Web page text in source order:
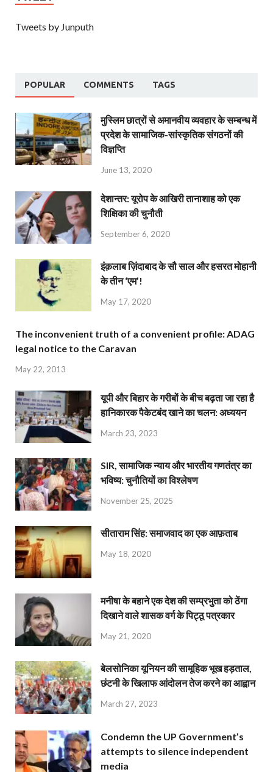
Tweets by Junputh
POPULAR COMMENTS TAGS
मुस्लिम छात्रों से अमानवीय व्यवहार के सम्बन्ध में
प्रदेश के सामाजिक-सांस्कृतिक संगठनों की
विज्ञप्ति
June 13, 2020
देशान्‍तर: यूरोप के आखिरी तानाशाह को एक
शिक्षिका की चुनौती
September 6, 2020
इंक़लाब ज़िंदाबाद के सौ साल और हसरत मोहानी
के तीन ‘एम’!
May 17, 2020
The inconvenient truth of a convenient profile: ADAG
legal notice to the Caravan
May 22, 2013
यूपी और बिहार के गरीबों के बीच बढ़ता जा रहा है
हानिकारक पैकेटबंद खाने का चलन: अध्ययन
March 23, 2023
SIR, सामाजिक न्याय और भारतीय गणतंत्र का
भविष्य: चुनौतियों का विश्लेषण
November 25, 2025
सीताराम सिंह: समाजवाद का एक आफ़ताब
May 18, 2020
मनीषा के बहाने एक देश की सम्प्रभुता को ठेंगा
दिखाने वाले शासक वर्ग के पिट्ठू पत्रकार
May 21, 2020
बेलसोनिका यूनियन की सामूहिक भूख हड़ताल,
छंटनी के खिलाफ आंदोलन तेज करने का आह्वान
March 27, 2023
Condemn the UP Government’s
attempts to silence independent
media